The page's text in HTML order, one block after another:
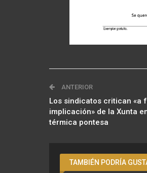
ANTERIOR
Los sindicatos critican «a
implicación» de la Xunta
térmica pontesa
TAMBIÉN PODRÍA